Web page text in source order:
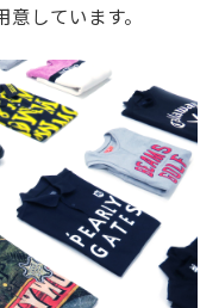
しています。